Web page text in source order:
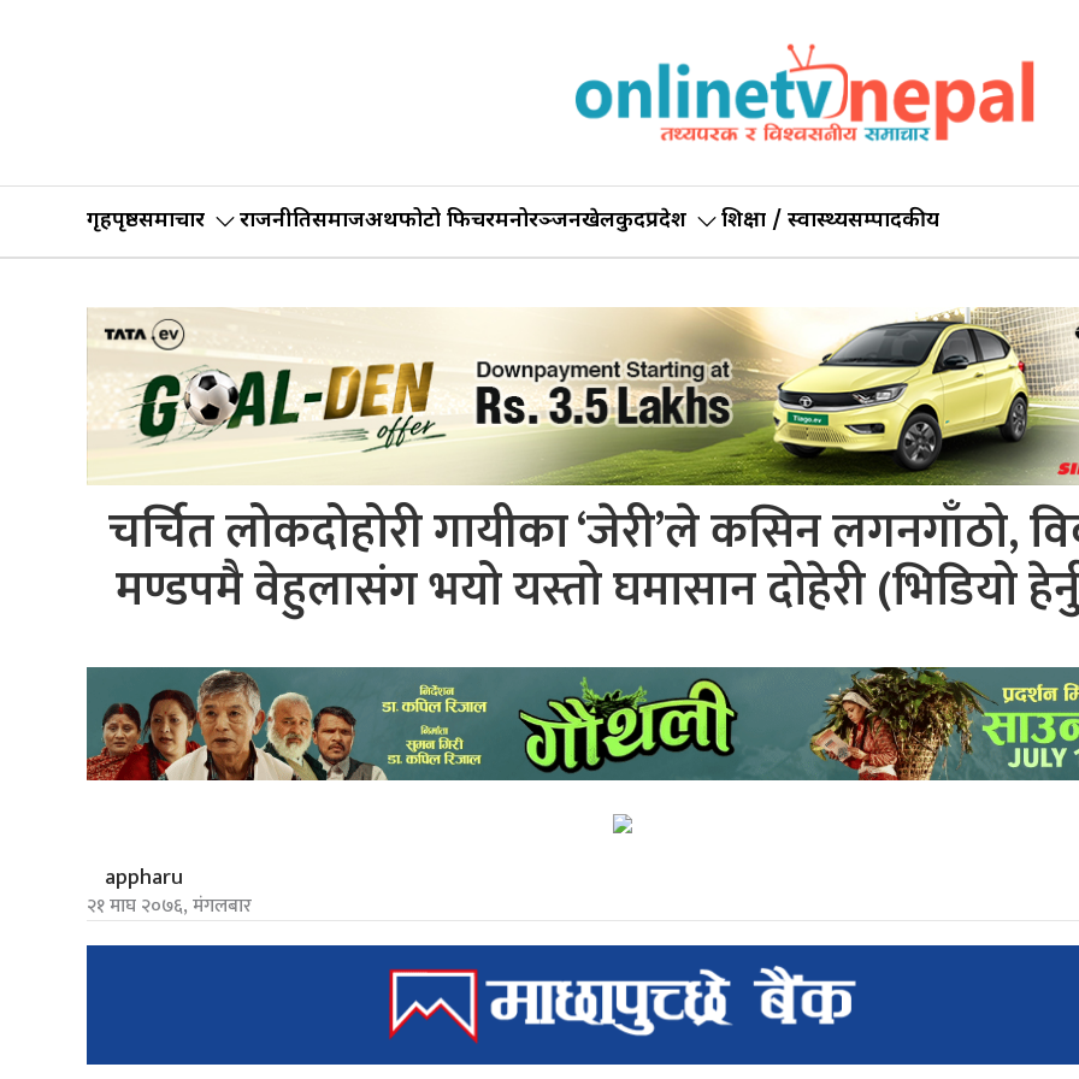
गृहपृष्ठसमाचार राजनीतिसमाजअर्थफोटो फिचरमनोरञ्जनखेलकुदप्रदेश शिक्षा / स्वास्थ्यसम्पादकीय
चर्चित लोकदोहोरी गायीका ‘जेरी’ले कसिन लगनगाँठो,
मण्डपमै वेहुलासंग भयो यस्तो घमासान दोहेरी (भिडियो
appharu
२१ माघ २०७६, मंगलबार